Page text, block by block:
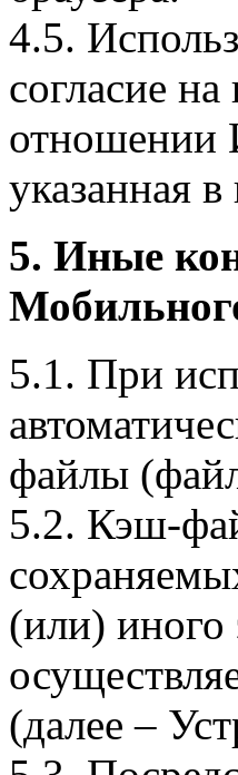
4.5.
согласие
отношении
указанная
5. Иные
5.1. При
файлы
5.2. Кэш-
(или) иного
(далее –